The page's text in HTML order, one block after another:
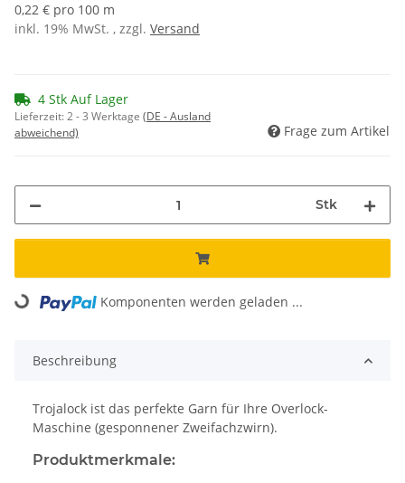
0,22 € pro 100 m
inkl. 19% MwSt. , zzgl. Versand
4 Stk Auf Lager
Lieferzeit:2 - 3 Werktage (DE - Ausland
abweichend)
Frage zum Artikel
Stk
Loading... Komponenten werden geladen ...
Beschreibung
Trojalock ist das perfekte Garn für Ihre Overlock-
Maschine (gesponnener Zweifachzwirn).
Produktmerkmale: